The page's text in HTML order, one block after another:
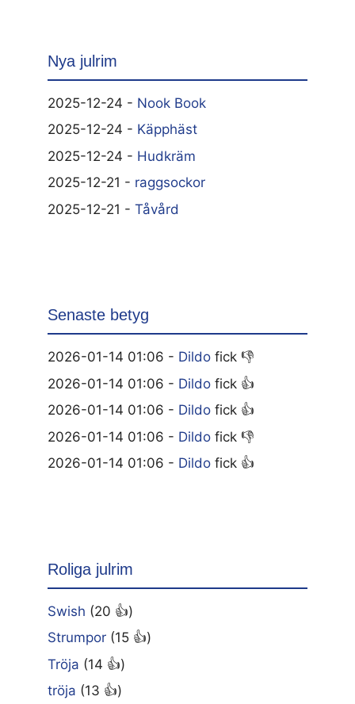
Nya julrim
2025-12-24 - Nook Book
2025-12-24 - Käpphäst
2025-12-24 - Hudkräm
2025-12-21 - raggsockor
2025-12-21 - Tåvård
Senaste betyg
2026-01-14 01:06 - Dildo fick 👎
2026-01-14 01:06 - Dildo fick 👍
2026-01-14 01:06 - Dildo fick 👍
2026-01-14 01:06 - Dildo fick 👎
2026-01-14 01:06 - Dildo fick 👍
Roliga julrim
Swish (20 👍)
Strumpor (15 👍)
Tröja (14 👍)
tröja (13 👍)